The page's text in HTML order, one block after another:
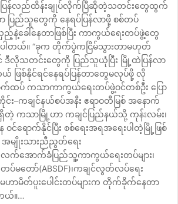
ြန်လည်ထိန်းချုပ်လိုက်ပြီဆိုတဲ့သတင်းတွေထွက်
ပြည်သူတွေကို နေရပ်ပြန်လာဖို့ စစ်တပ်
ခေါ်နေတာဖြစ်ပြီး ကာကွယ်ရေးတပ်ဖွဲ့တွေ
ါတယ်။ “ခုက တိုက်ပွဲကငြိမ်သွားတာမဟုတ်
င် ဒီလိုသတင်းတွေကို ပြည်သူယုံပြီး မြို့ထဲပြန်လာ
ယ် ဖြစ်နိုင်ရင်နေရပ်ပြန်တာတွေမလုပ်ဖို့ လို
ထပ် ကသာကာကွယ်ရေးတပ်ဖွဲ့ဝင်တစ်ဦး ပြော
း–ကချင်နယ်စပ်အနီး ဧရာဝတီမြစ် အနောက်
တဲ့ ကသာမြို့ဟာ ကချင်ပြည်နယ်သို့ ကုန်းလမ်း၊
င်ရောက်နိုင်ပြီး စစ်ရေးအရအရေးပါတဲ့မြို့ဖြစ်
အမျိုးသားညီညွတ်ရေး
လက်အောက်ခံပြည်သူ့ကာကွယ်ရေးတပ်များ၊
တပ်မတော်(ABSDF)၊ကချင်လွတ်လပ်ရေး
ဟာမိတ်ပူးပေါင်းတပ်များက တိုက်ခိုက်နေတာ
ယ်။…